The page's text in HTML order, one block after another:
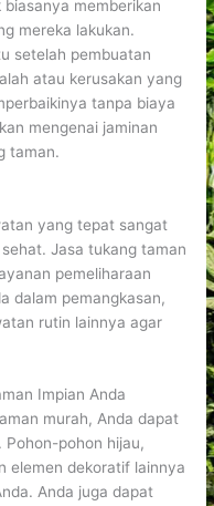
memberikan
mereka lakukan.
setelah pembuatan
atau kerusakan yang
tanpa biaya
mengenai jaminan
taman.
yang tepat sangat
Jasa tukang taman
pemeliharaan
dalam pemangkasan,
rutin lainnya agar
Impian Anda
murah, Anda dapat
pohon hijau,
elemen dekoratif lainnya
Anda juga dapat